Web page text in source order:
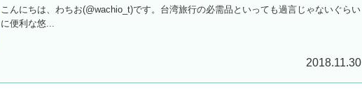
こんにちは、わちお(@wachio_t)です。台湾旅行の必需品といっても過言じゃないぐらい
に便利な悠...
2018.11.30